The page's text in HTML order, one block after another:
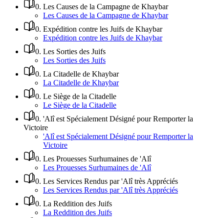
0. Les Causes de la Campagne de Khaybar
Les Causes de la Campagne de Khaybar
0. Expédition contre les Juifs de Khaybar
Expédition contre les Juifs de Khaybar
0. Les Sorties des Juifs
Les Sorties des Juifs
0. La Citadelle de Khaybar
La Citadelle de Khaybar
0. Le Siège de la Citadelle
Le Siège de la Citadelle
0. 'Alî est Spécialement Désigné pour Remporter la
Victoire
'Alî est Spécialement Désigné pour Remporter la
Victoire
0. Les Prouesses Surhumaines de 'Alî
Les Prouesses Surhumaines de 'Alî
0. Les Services Rendus par 'Alî très Appréciés
Les Services Rendus par 'Alî très Appréciés
0. La Reddition des Juifs
La Reddition des Juifs